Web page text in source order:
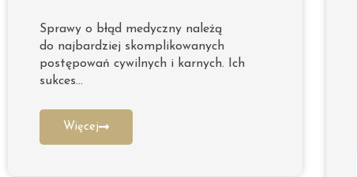
Sprawy o błąd medyczny należą
do najbardziej skomplikowanych
postępowań cywilnych i karnych. Ich
sukces…
Więcej